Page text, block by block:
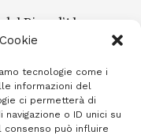
tecnologie come i
informazioni del
ci permetterà di
o ID unici su
può influire
Pino d’Aleppo,
Bergamasco: